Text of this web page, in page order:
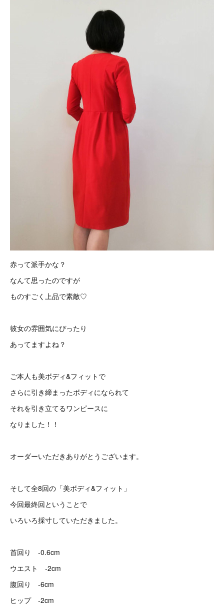
赤って派手かな？
なんて思ったのですが
ものすごく上品で素敵♡
彼女の雰囲気にぴったり
あってますよね？
ご本人も美ボディ&フィットで
さらに引き締まったボディになられて
それを引き立てるワンピースに
なりました！！
オーダーいただきありがとうございます。
そして全8回の「美ボディ&フィット」
今回最終回ということで
いろいろ採寸していただきました。
首回り -0.6cm
ウエスト -2cm
腹回り -6cm
ヒップ -2cm